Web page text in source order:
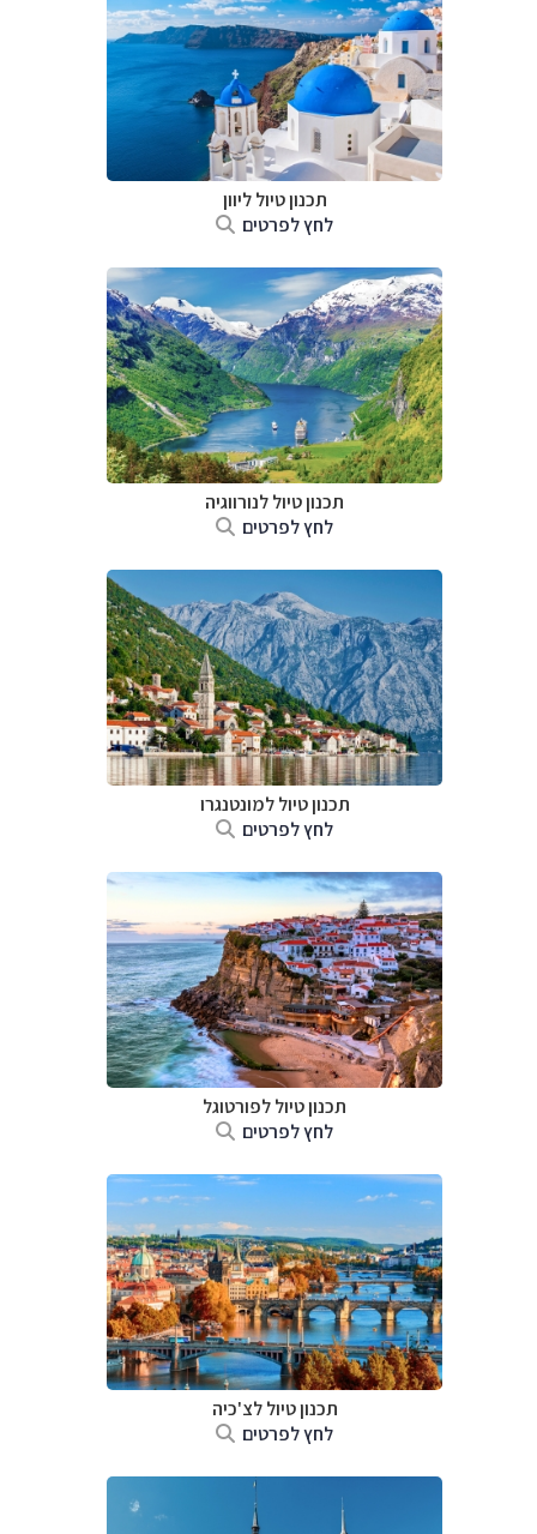
תכנון טיול ליוון
לחץ לפרטים
תכנון טיול לנורווגיה
לחץ לפרטים
תכנון טיול למונטנגרו
לחץ לפרטים
תכנון טיול לפורטוגל
לחץ לפרטים
תכנון טיול לצ'כיה
לחץ לפרטים